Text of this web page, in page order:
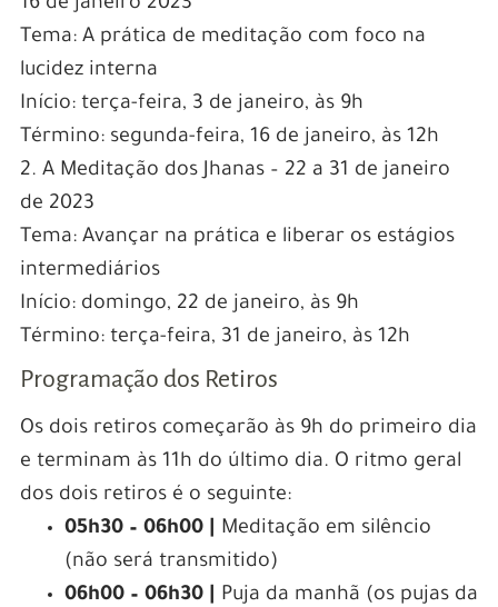
16 de janeiro 2023
Tema: A prática de meditação com foco na
lucidez interna
Início: terça-feira, 3 de janeiro, às 9h
Término: segunda-feira, 16 de janeiro, às 12h
2. A Meditação dos Jhanas – 22 a 31 de janeiro
de 2023
Tema: Avançar na prática e liberar os estágios
intermediários
Início: domingo, 22 de janeiro, às 9h
Término: terça-feira, 31 de janeiro, às 12h
Programação dos Retiros
Os dois retiros começarão às 9h do primeiro dia
e terminam às 11h do último dia. O ritmo geral
dos dois retiros é o seguinte:
05h30 – 06h00 | Meditação em silêncio
(não será transmitido)
06h00 – 06h30 | Puja da manhã (os pujas da